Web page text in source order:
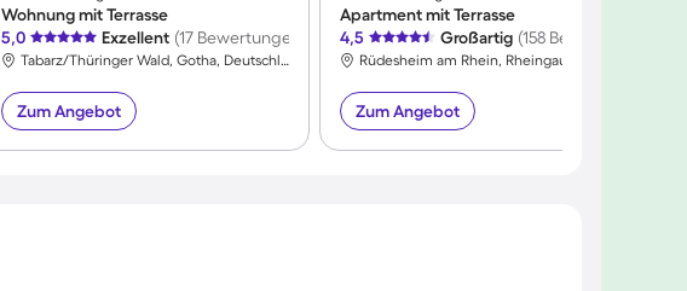
Wohnung mit Terrasse
5,0
Exzellent (17 Bewertungen)
Tabarz/Thüringer Wald, Gotha, Deutschland
Zum Angebot
Apartment mit Terrasse
4,5
Großartig (158 Bewertungen)
Zum Angebot